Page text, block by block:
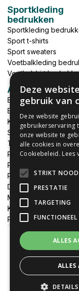
Sportkleding
bedrukken
Sportkleding
Sport t-shirts
Sport sweaters
Voetbalkleding
Voetbalshirt
Accessoires
Babykleding
Broek bedrukken
Kapmantels bedrukken
Schort bedrukken
Tas bedrukken
Relatieschenken
Petten bedrukken
Petten borduren
DTF print per meter
MEGADEALS
Keukenschort
Promotiemateriaal
Onze
©
Deze
gebruik van
Deze website
gebruikerservaring
onze website te
alle cookies in
Cookiebeleid. Lees
STRIKT
PRESTATIE
TARGETING
FUNCTIONEEL
ALLES
ALLES